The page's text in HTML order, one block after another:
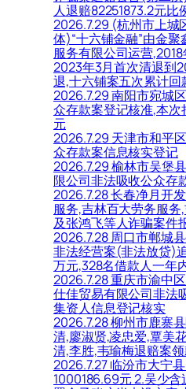
人退赔82251873.2元比
2026.7.29 (杭州市上城
体)“十六铺金融”由金
服务有限公司运营
2023年3月首次清退到
退,十六铺案五次累计回
2026.7.29 南阳市宛城
众存款案登记核准,本
元
2026.7.29 天津市和平
众存款案信息核实登记
2026.7.29 榆林市吴堡
限公司非法吸收公众存
2026.7.28 长春净月开
服务,吉林百大劳务服
及张鸿飞等人诈骗案件
2026.7.28 周口市郸城
非法经营案(非法放贷)
万元,328名借款人一年
2026.7.28 重庆市渝中
仕佳贸易有限公司非法
集资人信息登记核实
2026.7.28 柳州市鹿寨
清,廖淑贤,凌忠爱,覃美
清,李胜,韦瑜梅退赔案
2026.7.27 临汾市大宁
1000186.69元 2.吴少